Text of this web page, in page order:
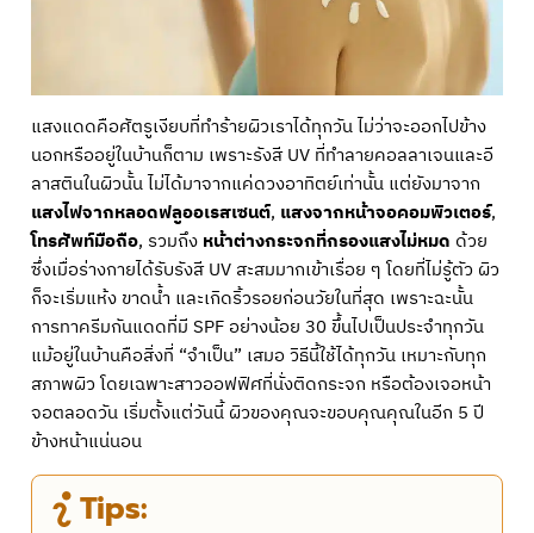
แสงแดดคือศัตรูเงียบที่ทำร้ายผิวเราได้ทุกวัน ไม่ว่าจะออกไปข้าง
นอกหรืออยู่ในบ้านก็ตาม เพราะรังสี UV ที่ทำลายคอลลาเจนและอี
ลาสตินในผิวนั้น ไม่ได้มาจากแค่ดวงอาทิตย์เท่านั้น แต่ยังมาจาก
แสงไฟจากหลอดฟลูออเรสเซนต์, แสงจากหน้าจอคอมพิวเตอร์,
โทรศัพท์มือถือ, รวมถึง หน้าต่างกระจกที่กรองแสงไม่หมด ด้วย
ซึ่งเมื่อร่างกายได้รับรังสี UV สะสมมากเข้าเรื่อย ๆ โดยที่ไม่รู้ตัว ผิว
ก็จะเริ่มแห้ง ขาดน้ำ และเกิดริ้วรอยก่อนวัยในที่สุด เพราะฉะนั้น
การทาครีมกันแดดที่มี SPF อย่างน้อย 30 ขึ้นไปเป็นประจำทุกวัน
แม้อยู่ในบ้านคือสิ่งที่ “จำเป็น” เสมอ วิธีนี้ใช้ได้ทุกวัน เหมาะกับทุก
สภาพผิว โดยเฉพาะสาวออฟฟิศที่นั่งติดกระจก หรือต้องเจอหน้า
จอตลอดวัน เริ่มตั้งแต่วันนี้ ผิวของคุณจะขอบคุณคุณในอีก 5 ปี
ข้างหน้าแน่นอน
Tips: